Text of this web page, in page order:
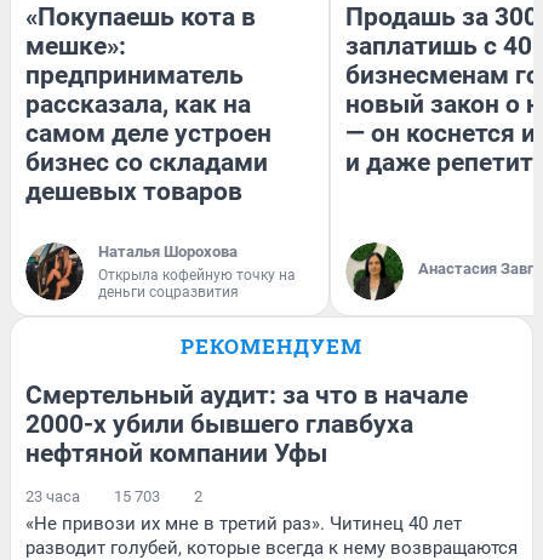
«Покупаешь кота в
мешке»:
предприниматель
рассказала, как на
самом деле устроен
бизнес со складами
дешевых товаров
Наталья Шорохова
Открыла кофейную точку на
деньги соцразвития
Продашь за
заплатишь с
бизнесменам
новый закон о
— он коснется
и даже
Анастасия
РЕКОМЕНДУЕМ
Смертельный аудит: за что в начале
2000-х убили бывшего главбуха
нефтяной компании Уфы
23 часа 15 703 2
«Не привози их мне в третий раз». Читинец 40 лет
разводит голубей, которые всегда к нему возвращаются